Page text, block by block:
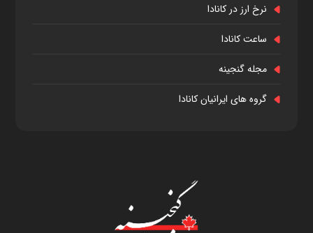
نرخ ارز در کانادا
ساعت کانادا
مجله گنجینه
گروه های ایرانیان کانادا